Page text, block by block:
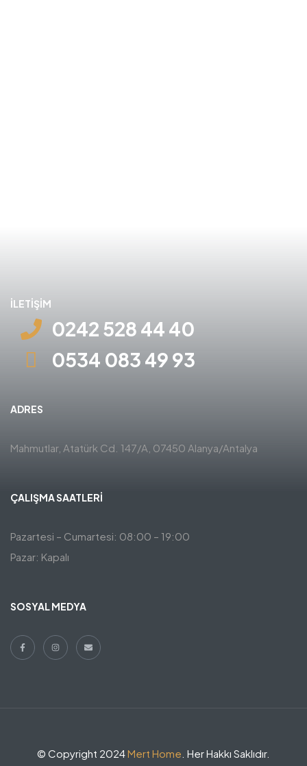
İLETİŞİM
0242 528 44 40
0534 083 49 93
ADRES
Mahmutlar, Atatürk Cd. 147/A, 07450 Alanya/Antalya
ÇALIŞMA SAATLERI
Pazartesi – Cumartesi: 08:00 – 19:00
Pazar: Kapalı
SOSYAL MEDYA
© Copyright 2024Mert Home . Her Hakkı Saklıdır.